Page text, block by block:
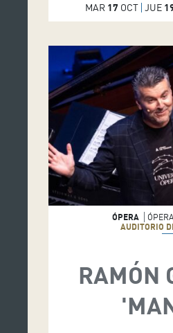
MAR 17 OCT JUE
ÓPERA
AUDITORIO
RAMÓN